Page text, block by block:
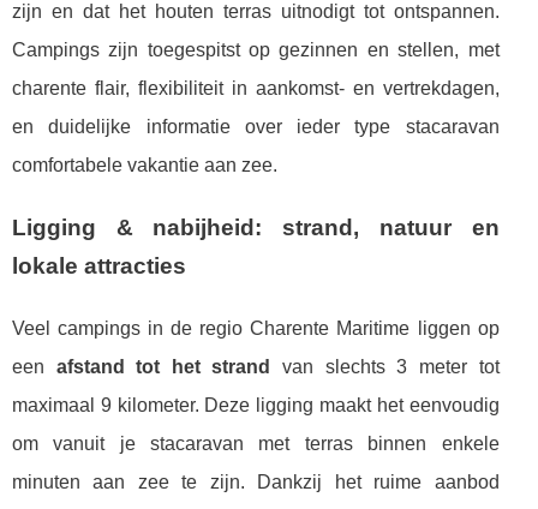
zijn en dat het houten terras uitnodigt tot ontspannen.
Campings zijn toegespitst op gezinnen en stellen, met
charente flair, flexibiliteit in aankomst- en vertrekdagen,
en duidelijke informatie over ieder type stacaravan
comfortabele vakantie aan zee.
Ligging & nabijheid: strand, natuur en
lokale attracties
Veel campings in de regio Charente Maritime liggen op
een afstand tot het strand
van slechts 3 meter tot
maximaal 9 kilometer. Deze ligging maakt het eenvoudig
om vanuit je stacaravan met terras binnen enkele
minuten aan zee te zijn. Dankzij het ruime aanbod